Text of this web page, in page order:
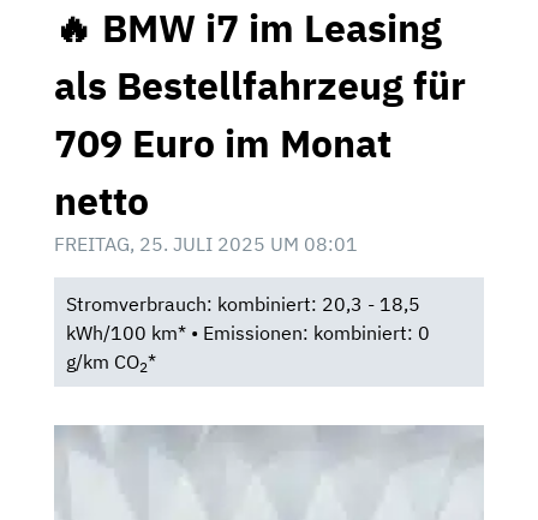
🔥 BMW i7 im Leasing
als Bestellfahrzeug für
709 Euro im Monat
netto
FREITAG, 25. JULI 2025 UM 08:01
Stromverbrauch: kombiniert: 20,3 - 18,5
kWh/100 km* • Emissionen: kombiniert: 0
g/km CO2*